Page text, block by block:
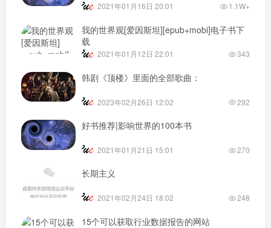
2021年01月16日 20:01 1.1W+
我的世界观[爱因斯坦][epub+mobi]电子书下
载
2021年01月12日 22:01 343
韩剧《顶楼》里面的全部歌曲：
2023年02月26日 12:02 292
好书推荐|影响世界的100本书
2021年01月21日 15:01 270
长期主义
2021年02月24日 18:02 248
15个可以获取行业数据报告的网站